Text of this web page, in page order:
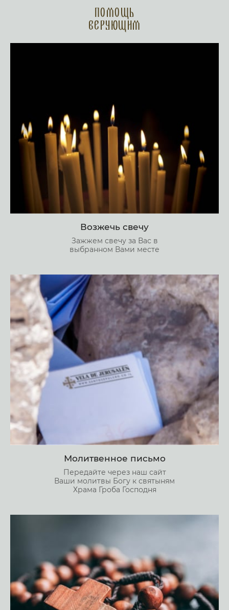
Помощь
верующим
Возжечь свечу
Зажжем свечу за Вас в
выбранном Вами месте
Молитвенное письмо
Передайте через наш сайт
Ваши молитвы Богу к святыням
Храма Гроба Господня